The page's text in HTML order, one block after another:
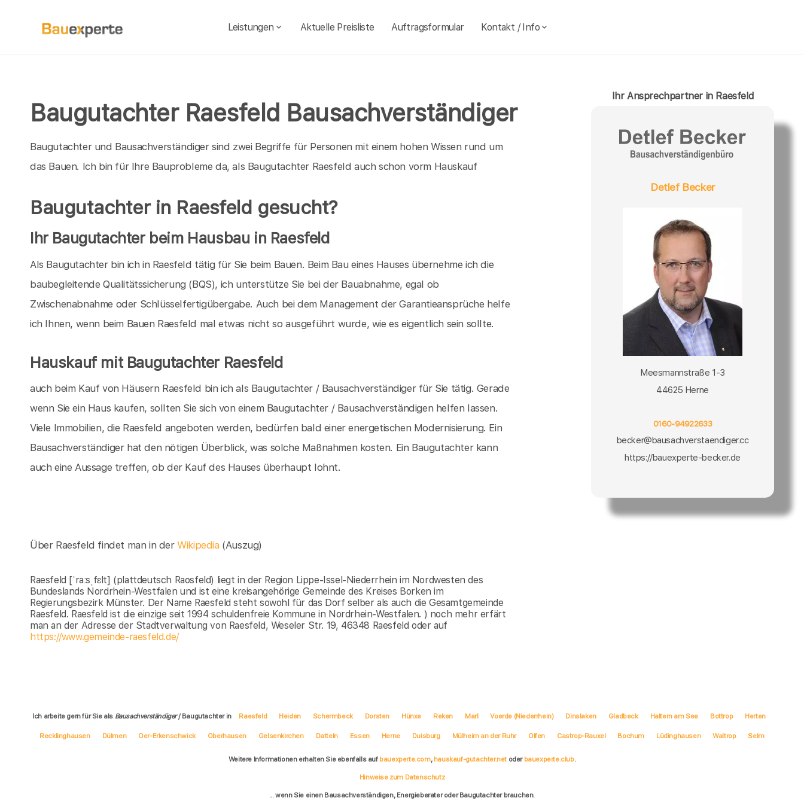
Leistungen Aktuelle Preisliste Auftragsformular Kontakt / Info
Baugutachter Raesfeld Bausachverständiger
Baugutachter und Bausachverständiger sind zwei Begriffe für Personen mit einem hohen Wissen rund um
das Bauen. Ich bin für Ihre Bauprobleme da, als Baugutachter Raesfeld auch schon vorm Hauskauf
Baugutachter in Raesfeld gesucht?
Ihr Baugutachter beim Hausbau in Raesfeld
Als Baugutachter bin ich in Raesfeld tätig für Sie beim Bauen. Beim Bau eines Hauses übernehme ich die
baubegleitende Qualitätssicherung (BQS), ich unterstütze Sie bei der Bauabnahme, egal ob
Zwischenabnahme oder Schlüsselfertigübergabe. Auch bei dem Management der Garantieansprüche helfe
ich Ihnen, wenn beim Bauen Raesfeld mal etwas nicht so ausgeführt wurde, wie es eigentlich sein sollte.
Hauskauf mit Baugutachter Raesfeld
auch beim Kauf von Häusern Raesfeld bin ich als Baugutachter / Bausachverständiger für Sie tätig. Gerade
wenn Sie ein Haus kaufen, sollten Sie sich von einem Baugutachter / Bausachverständigen helfen lassen.
Viele Immobilien, die Raesfeld angeboten werden, bedürfen bald einer energetischen Modernisierung. Ein
Bausachverständiger hat den nötigen Überblick, was solche Maßnahmen kosten. Ein Baugutachter kann
auch eine Aussage treffen, ob der Kauf des Hauses überhaupt lohnt.
Über Raesfeld findet man in derWikipedia (Auszug)
Raesfeld [ˈraːsˌfɛlt] (plattdeutsch Raosfeld) liegt in der Region Lippe-Issel-Niederrhein im Nordwesten des
Bundeslands Nordrhein-Westfalen und ist eine kreisangehörige Gemeinde des Kreises Borken im
Regierungsbezirk Münster. Der Name Raesfeld steht sowohl für das Dorf selber als auch die Gesamtgemeinde
Raesfeld. Raesfeld ist die einzige seit 1994 schuldenfreie Kommune in Nordrhein-Westfalen. ) noch mehr erfärt
man an der Adresse der Stadtverwaltung von Raesfeld, Weseler Str. 19, 46348 Raesfeld oder auf
https://www.gemeinde-raesfeld.de/
Ihr Ansprechpartner in Raesfeld
Detlef Becker
Meesmannstraße 1-3
44625 Herne
0160-94922633
becker@bausachverstaendiger.cc
https://bauexperte-becker.de
Ich arbeite gern für Sie als Bausachverständiger/ Baugutachter in Raesfeld Heiden Schermbeck Dorsten Hünxe Reken Marl Voerde (Niederrhein) Dinslaken Gladbeck Haltern am See Bottrop Herten
Recklinghausen Dülmen Oer-Erkenschwick Oberhausen Gelsenkirchen Datteln Essen Herne Duisburg Mülheim an der Ruhr Olfen Castrop-Rauxel Bochum Lüdinghausen Waltrop Selm
Weitere Informationen erhalten Sie ebenfalls auf bauexperte.com, hauskauf-gutachter.net oder bauexperte.club.
Hinweise zum Datenschutz
... wenn Sie einen Bausachverständigen, Energieberater oder Baugutachter brauchen.